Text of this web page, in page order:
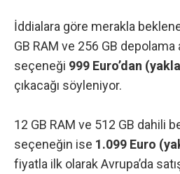
İddialara göre merakla
GB RAM ve 256 GB depolama
seçeneği 999 Euro’dan
çıkacağı söyleniyor.
12 GB RAM ve 512 GB dahili
seçeneğin ise 1.099 Euro
fiyatla ilk olarak Avrupa’da